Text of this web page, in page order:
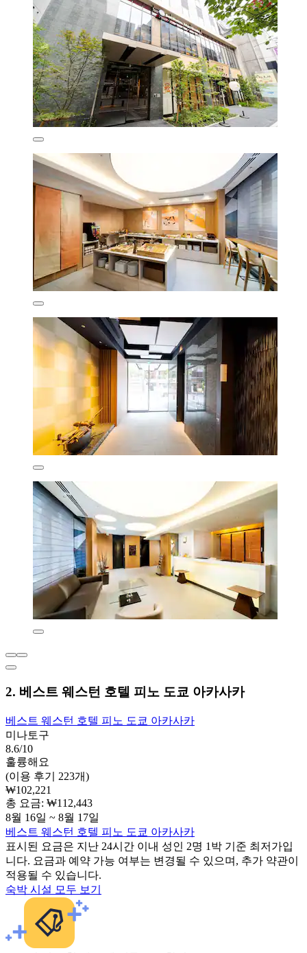
2. 베스트 웨스턴 호텔 피노 도쿄 아카사카
베스트 웨스턴 호텔 피노 도쿄 아카사카
미나토구
8.6/10
훌륭해요
(이용 후기 223개)
₩102,221
총 요금: ₩112,443
8월 16일 ~ 8월 17일
베스트 웨스턴 호텔 피노 도쿄 아카사카
표시된 요금은 지난 24시간 이내 성인 2명 1박 기준 최저가입
니다. 요금과 예약 가능 여부는 변경될 수 있으며, 추가 약관이
적용될 수 있습니다.
숙박 시설 모두 보기